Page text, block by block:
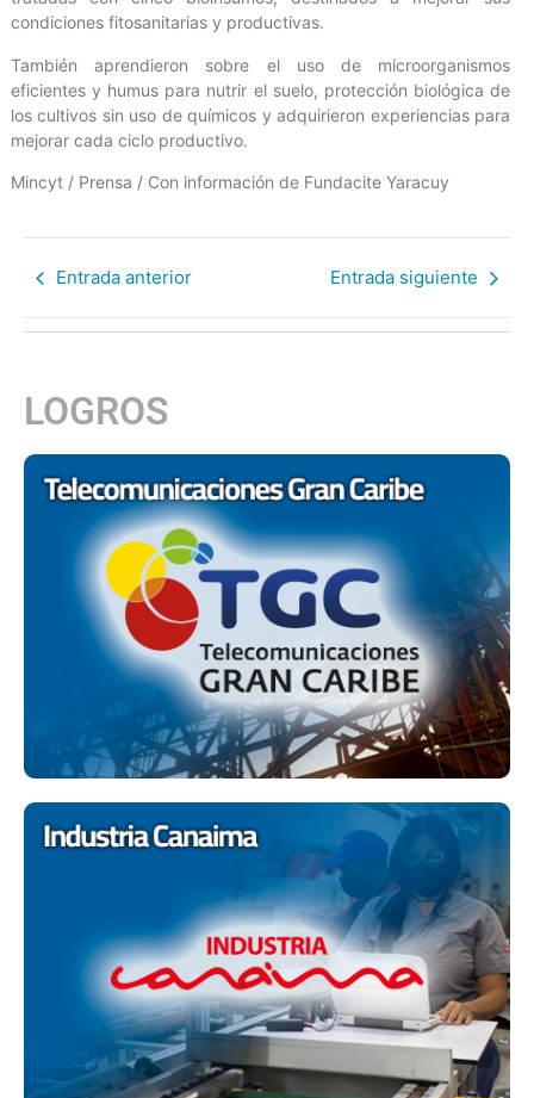
condiciones fitosanitarias y productivas.
También aprendieron sobre el uso de microorganismos
eficientes y humus para nutrir el suelo, protección biológica de
los cultivos sin uso de químicos y adquirieron experiencias para
mejorar cada ciclo productivo.
Mincyt / Prensa / Con información de Fundacite Yaracuy
Entrada anterior Entrada siguiente
LOGROS